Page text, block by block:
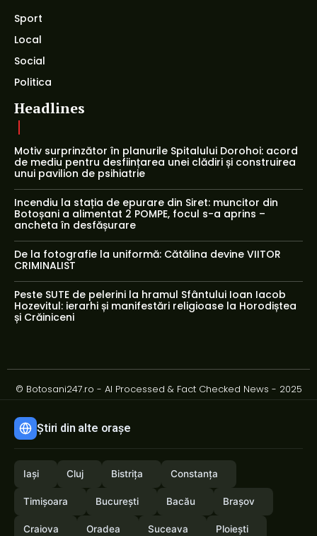
Sport
Local
Social
Politica
Headlines
Motiv surprinzător în planurile Spitalului Dorohoi: acord
de mediu pentru desființarea unei clădiri și construirea
unui pavilion de psihiatrie
Incendiu la stația de epurare din Siret: muncitor din
Botoșani a alimentat 2 POMPE, focul s-a aprins –
ancheta în desfășurare
De la fotografie la uniformă: Cătălina devine VIITOR
CRIMINALIST
Peste SUTE de pelerini la hramul Sfântului Ioan Iacob
Hozevitul: ierarhi și manifestări religioase la Horodiștea
și Crăiniceni
© Botosani247.ro - AI Processed & Fact Checked News - 2025
Știri din alte orașe
Iași Cluj Bistrița Constanța
Timișoara București Bacău Brașov
Craiova Oradea Suceava Ploiești